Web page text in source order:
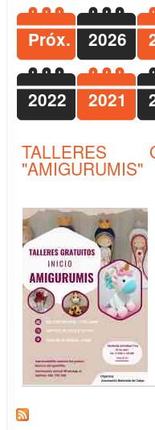
Próx. 2026
2022 2021
TALLERES
"AMIGURUMIS"